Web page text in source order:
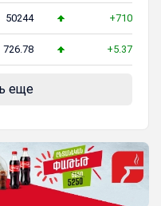
50244 +710
726.78 +5.37
еще